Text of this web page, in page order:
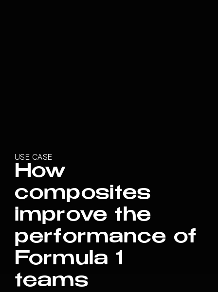
USE CASE
How
composites
improve the
performance of
Formula 1
teams